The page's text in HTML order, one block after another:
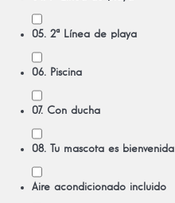
05. 2ª Línea de playa
06. Piscina
07. Con ducha
08. Tu mascota es bienvenida
Aire acondicionado incluido